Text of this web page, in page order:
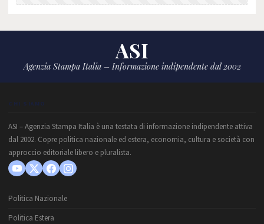
ASI
Agenzia Stampa Italia – Informazione indipendente dal 2002
CHI SIAMO
ASI – Agenzia Stampa Italia è una testata di informazione indipendente attiva
dal 2002. Copre politica nazionale ed estera, economia, cultura e società con
approccio editoriale libero e pluralista.
Politica Nazionale
Politica Estera